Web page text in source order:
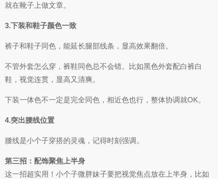
就在靴子上做文章。
3.下装和鞋子颜色一致
裤子和鞋子同色，能延长腿部线条，显高效果翻倍。
不管外套怎么穿，裤鞋同色总不会错。比如黑色外套配白裤白
鞋，视觉连贯，显高又清爽。
下装一体色不一定是完全同色，相近色也行，整体协调就OK。
4.突出腰线位置
腰线是小个子穿搭的灵魂，记得时刻强调。
第三招：配饰聚焦上半身
这一招超实用！小个子微胖妹子要把视觉焦点放在上半身，比如